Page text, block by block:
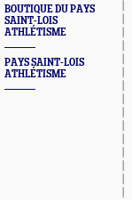
BOUTIQUE DU PAYS
SAINT-LOIS
ATHLÉTISME
PAYS SAINT-LOIS
ATHLÉTISME